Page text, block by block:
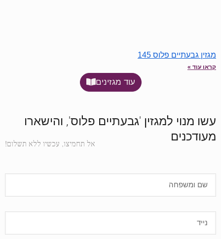
מגזין גבעתיים פלוס 145
קראו עוד »
עוד מגזינים
עשו מנוי למגזין 'גבעתיים פלוס', והישארו
מעודכנים
אל תחמיצו, עכשיו ללא תשלום!